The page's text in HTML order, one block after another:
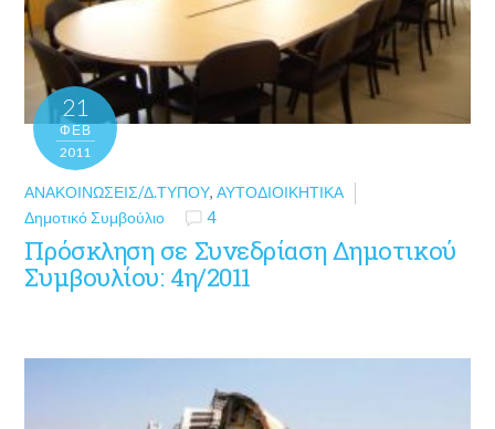
21
ΦΕΒ
2011
ΑΝΑΚΟΙΝΏΣΕΙΣ/Δ.ΤΎΠΟΥ,ΑΥΤΟΔΙΟΙΚΗΤΙΚΆ
Δημοτικό Συμβούλιο
4
Πρόσκληση σε Συνεδρίαση Δημοτικού
Συμβουλίου: 4η/2011